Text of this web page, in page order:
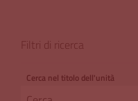
Filtri di ricerca
Cerca nel titolo dell'unità